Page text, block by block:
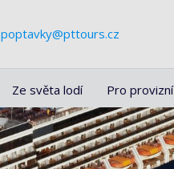
poptavky@pttours.cz
Ze světa lodí Pro